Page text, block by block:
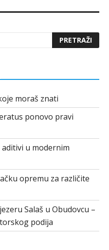
moraš znati
ponovo pravi
u modernim
opremu za različite
Salaš u Obudovcu –
podija